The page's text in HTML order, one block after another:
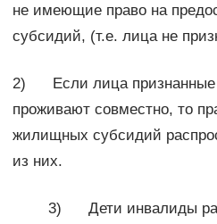
не имеющие право на
субсидий, (т.е. лица не
2) Если лица признанные
проживают совместно, то
жилищных субсидий
из них.
3) Дети инвалиды